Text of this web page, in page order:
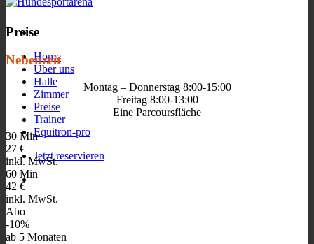
Home
Über uns
Halle
Zimmer
Preise
Trainer
Equitron-pro
Jetzt reservieren
Preise
Nebenzeit
Montag – Donnerstag 8:00-15:00
Freitag 8:00-13:00
Eine Parcoursfläche
30 Min
27 €
inkl. MwSt.
60 Min
42 €
inkl. MwSt.
Abo
-10%
ab 5 Monaten